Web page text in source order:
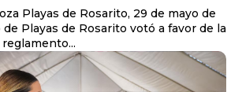
de
Playas de Rosarito votó a favor de la